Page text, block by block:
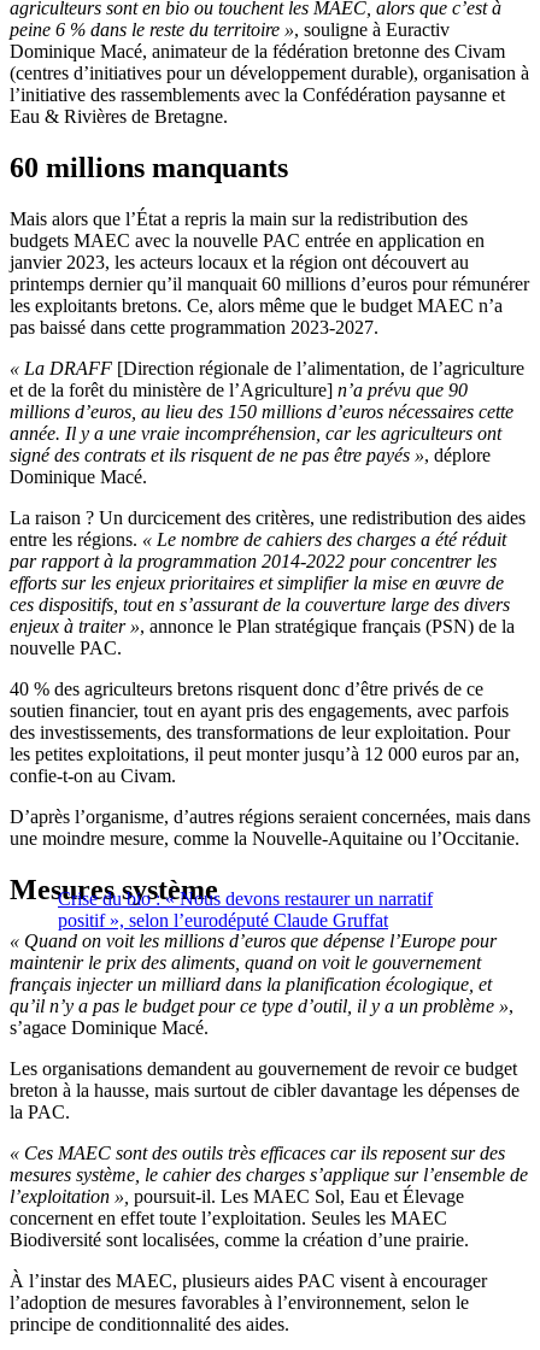
agriculteurs sont en bio ou touchent les MAEC, alors que c’est à
peine 6 % dans le reste du territoire », souligne à Euractiv
Dominique Macé, animateur de la fédération bretonne des Civam
(centres d’initiatives pour un développement durable), organisation à
l’initiative des rassemblements avec la Confédération paysanne et
Eau & Rivières de Bretagne.
60 millions manquants
Mais alors que l’État a repris la main sur la redistribution des
budgets MAEC avec la nouvelle PAC entrée en application en
janvier 2023, les acteurs locaux et la région ont découvert au
printemps dernier qu’il manquait 60 millions d’euros pour rémunérer
les exploitants bretons. Ce, alors même que le budget MAEC n’a
pas baissé dans cette programmation 2023-2027.
« La DRAFF [Direction régionale de l’alimentation, de l’agriculture
et de la forêt du ministère de l’Agriculture] n’a prévu que 90
millions d’euros, au lieu des 150 millions d’euros nécessaires cette
année. Il y a une vraie incompréhension, car les agriculteurs ont
signé des contrats et ils risquent de ne pas être payés », déplore
Dominique Macé.
La raison ? Un durcicement des critères, une redistribution des aides
entre les régions. « Le nombre de cahiers des charges a été réduit
par rapport à la programmation 2014-2022 pour concentrer les
efforts sur les enjeux prioritaires et simplifier la mise en œuvre de
ces dispositifs, tout en s’assurant de la couverture large des divers
enjeux à traiter », annonce le Plan stratégique français (PSN) de la
nouvelle PAC.
40 % des agriculteurs bretons risquent donc d’être privés de ce
soutien financier, tout en ayant pris des engagements, avec parfois
des investissements, des transformations de leur exploitation. Pour
les petites exploitations, il peut monter jusqu’à 12 000 euros par an,
confie-t-on au Civam.
D’après l’organisme, d’autres régions seraient concernées, mais dans
une moindre mesure, comme la Nouvelle-Aquitaine ou l’Occitanie.
Crise du bio : « Nous devons restaurer un narratif
positif », selon l’eurodéputé Claude Gruffat
Mesures système
« Quand on voit les millions d’euros que dépense l’Europe pour
maintenir le prix des aliments, quand on voit le gouvernement
français injecter un milliard dans la planification écologique, et
qu’il n’y a pas le budget pour ce type d’outil, il y a un problème »,
s’agace Dominique Macé.
Les organisations demandent au gouvernement de revoir ce budget
breton à la hausse, mais surtout de cibler davantage les dépenses de
la PAC.
« Ces MAEC sont des outils très efficaces car ils reposent sur des
mesures système, le cahier des charges s’applique sur l’ensemble de
l’exploitation », poursuit-il. Les MAEC Sol, Eau et Élevage
concernent en effet toute l’exploitation. Seules les MAEC
Biodiversité sont localisées, comme la création d’une prairie.
À l’instar des MAEC, plusieurs aides PAC visent à encourager
l’adoption de mesures favorables à l’environnement, selon le
principe de conditionnalité des aides.